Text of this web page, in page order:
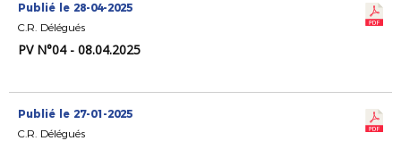
Publié le 28-04-2025
C.R. Délégués
PV N°04 - 08.04.2025
Publié le 27-01-2025
C.R. Délégués